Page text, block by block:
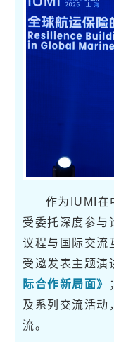
作为IUMI在
受委托深度参与
议程与国际交流
受邀发表主题演
际合作新局面》
及系列交流活动
流。